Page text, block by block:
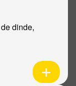
dinde,